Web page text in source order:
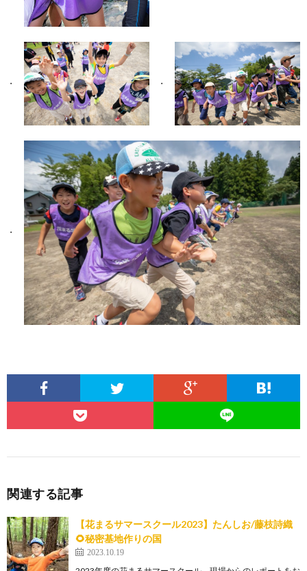
関連する記事
【花まるサマースクール2023】たんしお/藤枝詩織
🌻秘密基地作りの国
2023.10.19